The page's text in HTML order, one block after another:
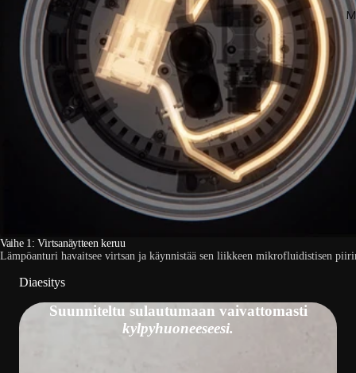
Vaihe 1: Virtsanäytteen keruu
Lämpöanturi havaitsee virtsan ja käynnistää sen liikkeen mikrofluidistisen
Diaesitys
Suunniteltu sulautumaan vaivattomasti
kylpyhuoneeseesi.